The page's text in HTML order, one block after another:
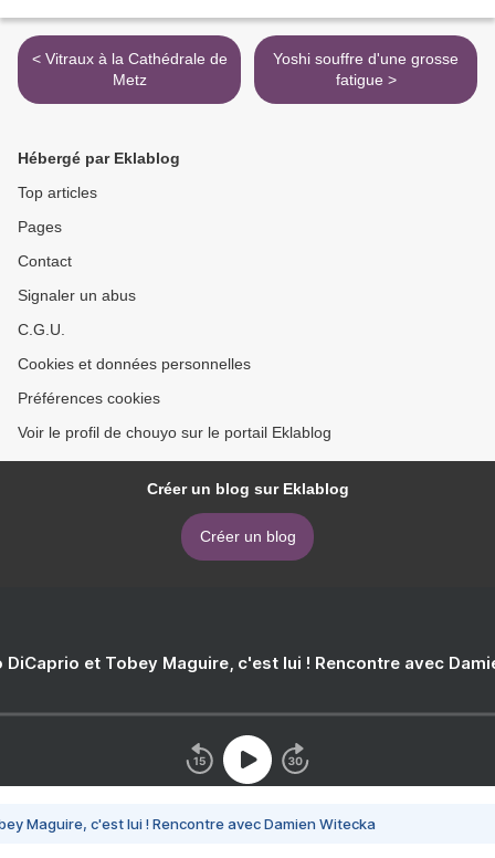
< Vitraux à la Cathédrale de
Metz
Yoshi souffre d'une grosse
fatigue >
Hébergé par Eklablog
Top articles
Pages
Contact
Signaler un abus
C.G.U.
Cookies et données personnelles
Préférences cookies
Voir le profil de chouyo sur le portail Eklablog
Créer un blog sur Eklablog
Créer un blog
DiCaprio et Tobey Maguire, c'est lui ! Rencontre avec
Maguire, c'est lui ! Rencontre avec Damien Witecka